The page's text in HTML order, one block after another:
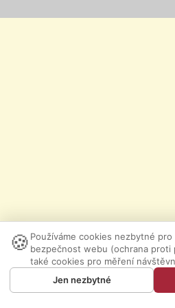
🍪 Používáme cookies nezbytné
bezpečnost webu (ochrana proti
také cookies pro měření
Jen nezbytné